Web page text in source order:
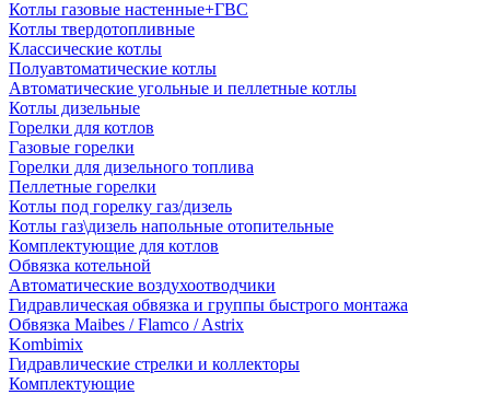
Котлы газовые настенные+ГВС
Котлы твердотопливные
Классические котлы
Полуавтоматические котлы
Автоматические угольные и пеллетные котлы
Котлы дизельные
Горелки для котлов
Газовые горелки
Горелки для дизельного топлива
Пеллетные горелки
Котлы под горелку газ/дизель
Котлы газ\дизель напольные отопительные
Комплектующие для котлов
Обвязка котельной
Автоматические воздухоотводчики
Гидравлическая обвязка и группы быстрого монтажа
Обвязка Maibes / Flamco / Astrix
Kombimix
Гидравлические стрелки и коллекторы
Комплектующие